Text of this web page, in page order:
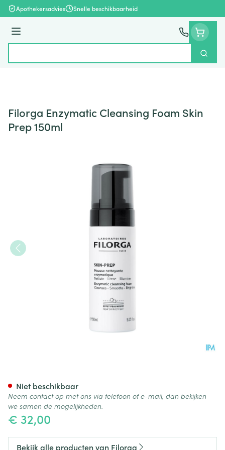
Ga naar de inhoud
Apothekersadvies Snelle beschikbaarheid
Menu
Zoek
Filorga Enzymatic Cleansing Foam Skin
Prep 150ml
€ 32,00
Niet beschikbaar
Neem contact op met ons via telefoon of e-mail, dan bekijken
we samen de mogelijkheden.
Bekijk alle producten van Filorga